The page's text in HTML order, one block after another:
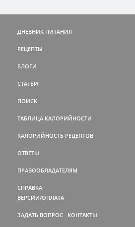
ДНЕВНИК ПИТАНИЯ
РЕЦЕПТЫ
БЛОГИ
СТАТЬИ
ПОИСК
ТАБЛИЦА КАЛОРИЙНОСТИ
КАЛОРИЙНОСТЬ РЕЦЕПТОВ
ОТВЕТЫ
ПРАВООБЛАДАТЕЛЯМ
СПРАВКА
ВЕРСИИ/ОПЛАТА
ЗАДАТЬ ВОПРОС КОНТАКТЫ